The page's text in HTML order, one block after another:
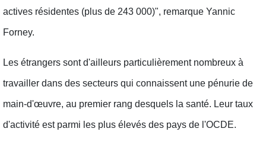
actives résidentes (plus de 243 000)", remarque Yannic
Forney.
Les étrangers sont d'ailleurs particulièrement nombreux à
travailler dans des secteurs qui connaissent une pénurie de
main-d'œuvre, au premier rang desquels la santé. Leur taux
d'activité est parmi les plus élevés des pays de l'OCDE.